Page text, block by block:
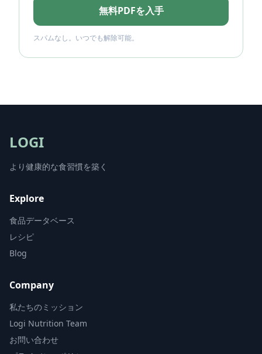
無料PDFを入手
スパムなし。いつでも解除可能。
LOGI
より健康的な食習慣を築く
Explore
食品データベース
レシピ
Blog
Company
私たちのミッション
Logi Nutrition Team
お問い合わせ